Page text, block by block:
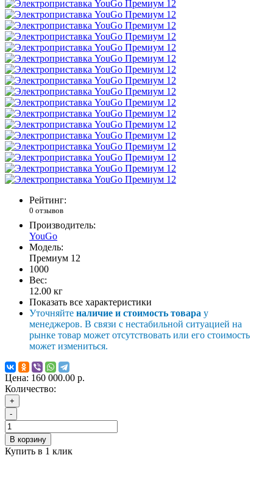
Рейтинг:
0 отзывов
Производитель:
YouGo
Модель:
Премиум 12
1000
Вес:
12.00 кг
Показать все характеристики
Уточняйте наличие и стоимость товара у
менеджеров. В связи с нестабильной ситуацией на
рынке товар может отсутствовать или его стоимость
может измениться.
Цена: 160 000.00 р.
Количество:
+
-
В корзину
Купить в 1 клик